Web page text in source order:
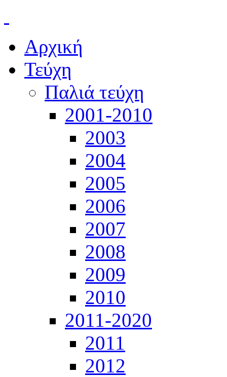
Αρχική
Τεύχη
Παλιά τεύχη
2001-2010
2003
2004
2005
2006
2007
2008
2009
2010
2011-2020
2011
2012